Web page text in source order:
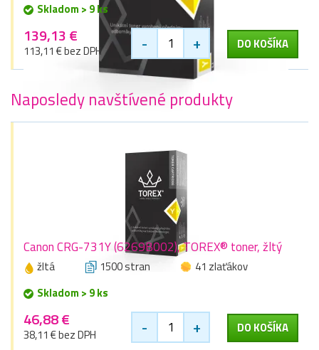
Skladom > 9 ks
139,13 €
113,11 € bez DPH - + DO KOŠÍKA
Naposledy navštívené produkty
Canon CRG-731Y (6269B002), TOREX® toner, žltý
žltá 1500 stran
41 zlaťákov
Skladom > 9 ks
46,88 €
38,11 € bez DPH - + DO KOŠÍKA